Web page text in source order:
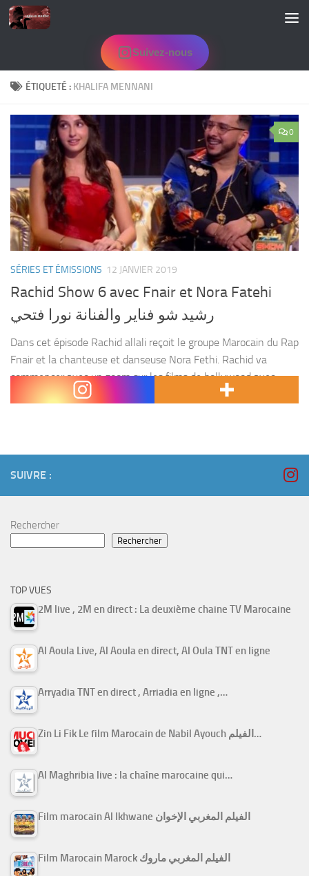
Skip to content
Suivez-nous
ÉTIQUETÉ : KHALIFA MENNANI
0
SÉRIES ET ÉMISSIONS 12 JANVIER 2019
Rachid Show 6 avec Fnair et Nora Fatehi
رشيد شو فناير والفنانة نورا فتحي
Dans cet épisode Rachid allali reçoit le groupe Marocain du Rap
Fnair et la chanteuse et danseuse Nora Fethi. Rachid va
commencer avec un zoom sur les films de bollywood avec
leurs scènes exagérées...
SUIVRE :
Rechercher
Rechercher
TOP VUES
2M live , 2M en direct : La deuxième chaine TV Marocaine
Al Aoula Live, Al Aoula en direct, Al Oula TNT en ligne
Arryadia TNT en direct , Arriadia en ligne ,…
Zin Li Fik Le film Marocain de Nabil Ayouch الفيلم…
Al Maghribia live : la chaîne marocaine qui…
Film marocain Al Ikhwane الفيلم المغربي الإخوان
Film Marocain Marock الفيلم المغربي ماروك